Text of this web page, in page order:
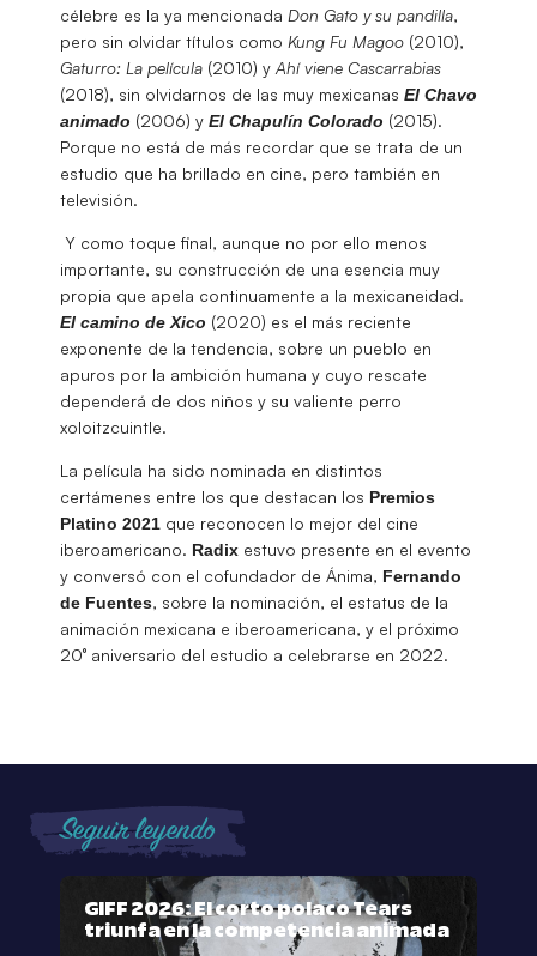
célebre es la ya mencionada Don Gato y su pandilla,
pero sin olvidar títulos como Kung Fu Magoo (2010),
Gaturro: La película (2010) y Ahí viene Cascarrabias
(2018), sin olvidarnos de las muy mexicanas El Chavo
animado (2006) y El Chapulín Colorado (2015).
Porque no está de más recordar que se trata de un
estudio que ha brillado en cine, pero también en
televisión.
Y como toque final, aunque no por ello menos
importante, su construcción de una esencia muy
propia que apela continuamente a la mexicaneidad.
El camino de Xico (2020) es el más reciente
exponente de la tendencia, sobre un pueblo en
apuros por la ambición humana y cuyo rescate
dependerá de dos niños y su valiente perro
xoloitzcuintle.
La película ha sido nominada en distintos
certámenes entre los que destacan los Premios
Platino 2021 que reconocen lo mejor del cine
iberoamericano. Radix estuvo presente en el evento
y conversó con el cofundador de Ánima, Fernando
de Fuentes, sobre la nominación, el estatus de la
animación mexicana e iberoamericana, y el próximo
20° aniversario del estudio a celebrarse en 2022.
Seguir leyendo
GIFF 2026: El corto polaco Tears
triunfa en la competencia animada